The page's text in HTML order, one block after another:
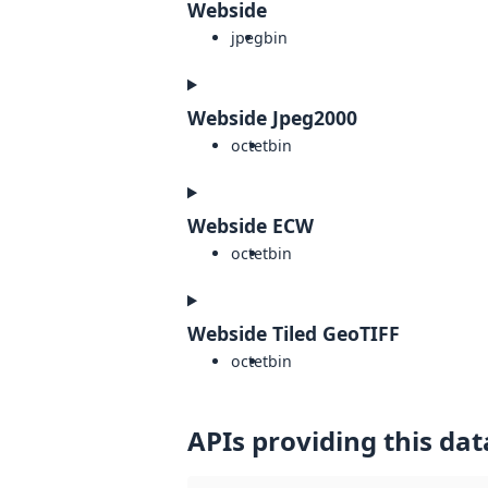
Webside
jpegbin
Webside Jpeg2000
octetbin
Webside ECW
octetbin
Webside Tiled GeoTIFF
octetbin
APIs providing this